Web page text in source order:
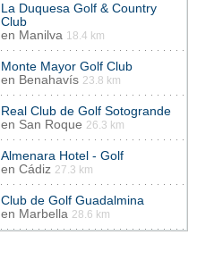
La Duquesa Golf & Country
Club
en Manilva 18.4 km
Monte Mayor Golf Club
en Benahavís 23.8 km
Real Club de Golf Sotogrande
en San Roque 26.3 km
Almenara Hotel - Golf
en Cádiz 27.3 km
Club de Golf Guadalmina
en Marbella 28.6 km